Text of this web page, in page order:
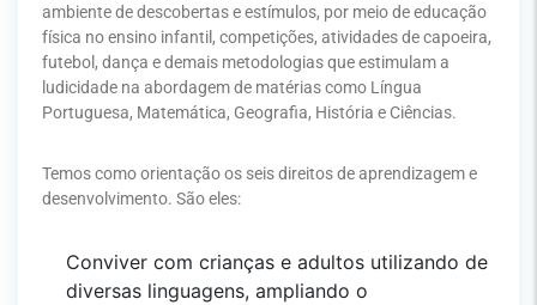
ambiente de descobertas e estímulos, por meio de educação
física no ensino infantil, competições, atividades de capoeira,
futebol, dança e demais metodologias que estimulam a
ludicidade na abordagem de matérias como Língua
Portuguesa, Matemática, Geografia, História e Ciências.
Temos como orientação os seis direitos de aprendizagem e
desenvolvimento. São eles:
Conviver com crianças e adultos utilizando de
diversas linguagens, ampliando o